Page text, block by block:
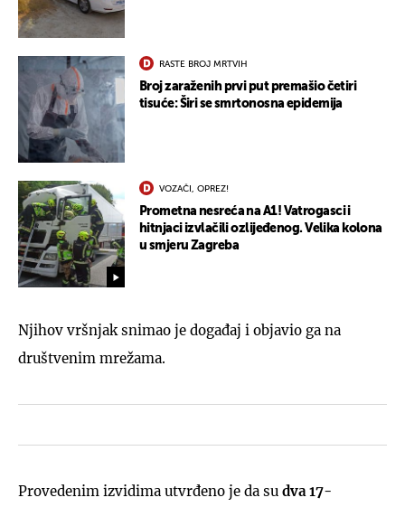
RASTE BROJ MRTVIH
Broj zaraženih prvi put premašio četiri
tisuće: Širi se smrtonosna epidemija
VOZAČI, OPREZ!
Prometna nesreća na A1! Vatrogasci i
hitnjaci izvlačili ozlijeđenog. Velika kolona
u smjeru Zagreba
Njihov vršnjak snimao je događaj i objavio ga na
društvenim mrežama.
Provedenim izvidima utvrđeno je da su dva 17-